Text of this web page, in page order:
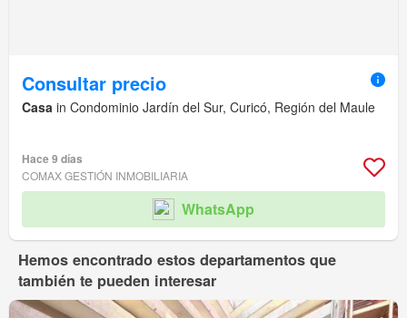
Consultar precio
Casa in Condominio Jardín del Sur, Curicó, Región del Maule
Hace 9 días
COMAX GESTIÓN INMOBILIARIA
WhatsApp
Hemos encontrado estos departamentos que
también te pueden interesar